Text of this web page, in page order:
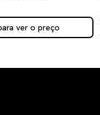
ver o preço